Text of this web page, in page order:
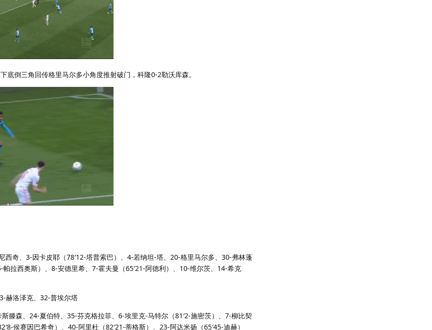
底倒三角回传格里马尔多小角度推射破门，科隆0-2勒沃库森。
西奇、3-因卡皮耶（78′12-塔普索巴）、4-若纳坦-塔、20-格里马尔多、30-弗林蓬
帕拉西奥斯）、8-安德里希、7-霍夫曼（65′21-阿德利）、10-维尔茨、14-希克
赫洛泽克、32-普埃尔塔
滕森、24-夏伯特、35-芬克格拉菲、6-埃里克-马特尔（81′2-施密茨）、7-柳比契
侯赛因巴希奇）、40-阿里杜（82′21-蒂格斯）、23-阿达米扬（65′45-迪赫）